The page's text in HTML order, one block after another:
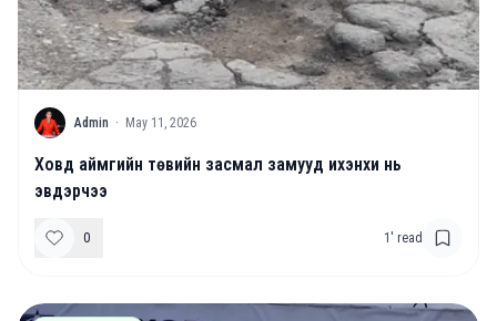
A Admin · May 11, 2026
Ховд аймгийн төвийн засмал замууд ихэнхи нь
эвдэрчээ
0 1 ' read